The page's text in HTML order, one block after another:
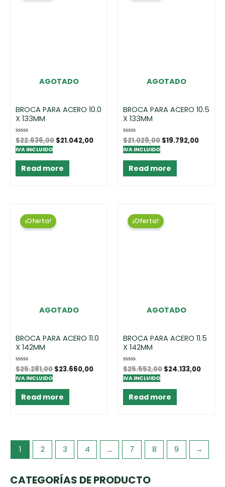
CATEGORÍAS DE PRODUCTO
AGOTADO
BROCA PARA ACERO 10.0
X 133MM
Rated
0
out
$22.636,00 $21.042,00
IVA INCLUIDO
Read more
AGOTADO
BROCA PARA ACERO 10.5
X 133MM
Rated
0
out
$21.029,00 $19.792,00
IVA INCLUIDO
Read more
AGOTADO
¡Oferta!
BROCA PARA ACERO 11.0
X 142MM
Rated
0
out
$25.281,00 $23.660,00
IVA INCLUIDO
Read more
AGOTADO
¡Oferta!
BROCA PARA ACERO 11.5
X 142MM
Rated
0
out
$25.552,00 $24.133,00
IVA INCLUIDO
Read more
1 2 3 4 … 7 8 9 →